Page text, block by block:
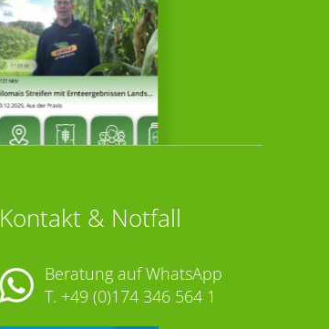
Kontakt & Notfall
Beratung auf WhatsApp
T. +49 (0)174 346 564 1